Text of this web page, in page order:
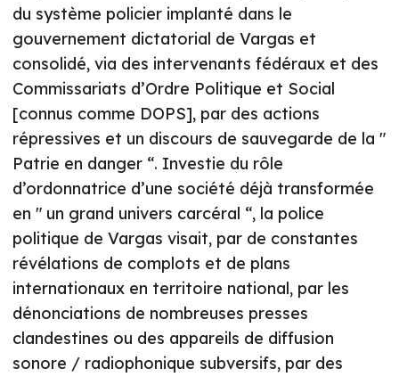
du système policier implanté dans le
gouvernement dictatorial de Vargas et
consolidé, via des intervenants fédéraux et des
Commissariats d’Ordre Politique et Social
[connus comme DOPS], par des actions
répressives et un discours de sauvegarde de la "
Patrie en danger “. Investie du rôle
d’ordonnatrice d’une société déjà transformée
en " un grand univers carcéral “, la police
politique de Vargas visait, par de constantes
révélations de complots et de plans
internationaux en territoire national, par les
dénonciations de nombreuses presses
clandestines ou des appareils de diffusion
sonore / radiophonique subversifs, par des